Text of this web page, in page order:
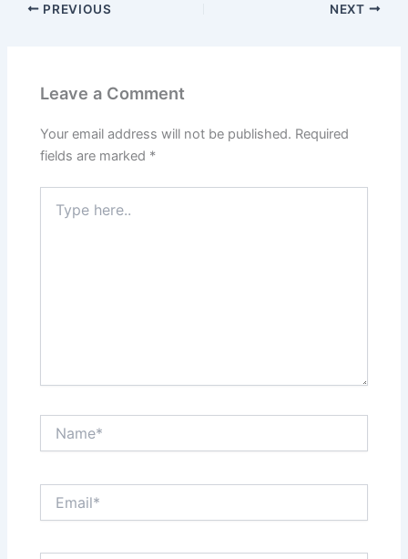
PREVIOUS NEXT
Leave a Comment
Your email address will not be published. Required
fields are marked *
here..